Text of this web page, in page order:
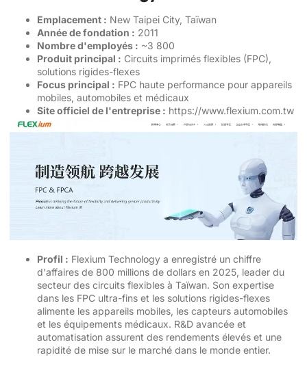
Emplacement : New Taipei City, Taïwan
Année de fondation : 2011
Nombre d'employés : ~3 800
Produit principal : Circuits imprimés flexibles (FPC),
solutions rigides-flexes
Focus principal : FPC haute performance pour appareils
mobiles, automobiles et médicaux
Site officiel de l'entreprise : https://www.flexium.com.tw
Profil : Flexium Technology a enregistré un chiffre
d'affaires de 800 millions de dollars en 2025, leader du
secteur des circuits flexibles à Taïwan. Son expertise
dans les FPC ultra-fins et les solutions rigides-flexes
alimente les appareils mobiles, les capteurs automobiles
et les équipements médicaux. R&D avancée et
automatisation assurent des rendements élevés et une
rapidité de mise sur le marché dans le monde entier.